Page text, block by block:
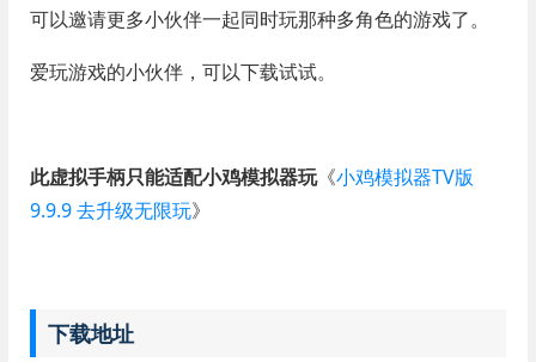
可以邀请更多小伙伴一起同时玩那种多角色的游戏了。
爱玩游戏的小伙伴，可以下载试试。
此虚拟手柄只能适配小鸡模拟器玩《小鸡模拟器TV版
9.9.9 去升级无限玩》
下载地址